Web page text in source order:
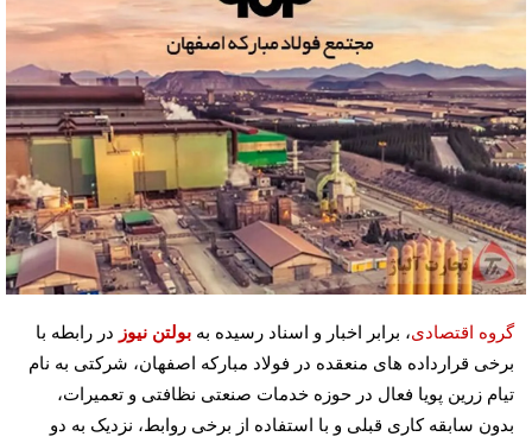
گروه اقتصادی، برابر اخبار و اسناد رسیده به بولتن نیوز در رابطه با
برخی قرارداده های منعقده در فولاد مبارکه اصفهان، شرکتی به نام
تیام زرین پویا فعال در حوزه خدمات صنعتی نظافتی و تعمیرات،
بدون سابقه کاری قبلی و با استفاده از برخی روابط، نزدیک به دو